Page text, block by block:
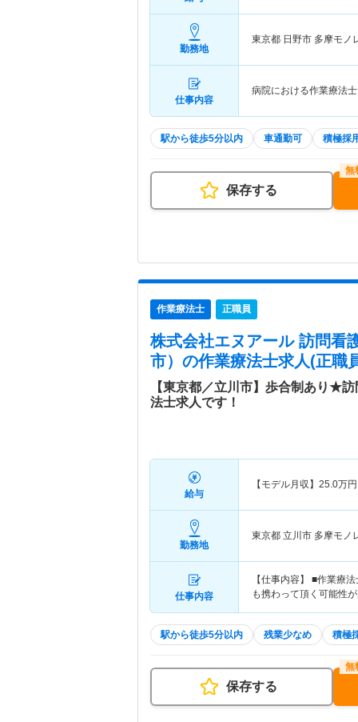
勤務地
東京都 日野市 多摩モノ
仕事内容
病院における作業療法
駅から徒歩5分以内 車通勤可 積極採
保存する
作業療法士 正職員
株式会社エヌアール 訪問看
市） の作業療法士求人(正職
【東京都／立川市】歩合制あり★
法士求人です！
給与
【モデル月収】 25.0万
勤務地
東京都 立川市 多摩モノ
仕事内容
【仕事内容】 ■作業療
も携わって頂く可能性
駅から徒歩5分以内 残業少なめ 積極
保存する